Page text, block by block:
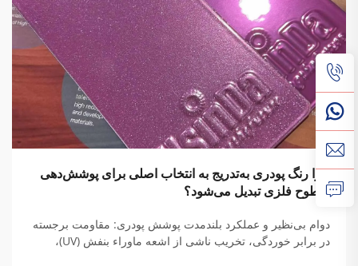
چرا رنگ پودری به‌تدریج به انتخاب اصلی برای پوشش‌دهی
سطوح فلزی تبدیل می‌شود؟
دوام بی‌نظیر و عملکرد بلندمدت پوشش پودری: مقاومت برجسته
در برابر خوردگی، تخریب ناشی از اشعه ماوراء بنفش (UV)،